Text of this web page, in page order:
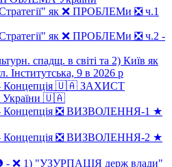
як ❌ ПРОБЛЕМи ❎ ч.1
як ❌ ПРОБЛЕМи ❎ ч.2 -
спадщ. в світі та 2) Київ як
Інститутська, 9 в 2026 р
Концепція 🇺🇦 ЗАХИСТ
України 🇺🇦
❎ ВИЗВОЛЕННЯ-1 ★
❎ ВИЗВОЛЕННЯ-2 ★
❌ 1) "УЗУРПАЦІЯ держ влади"